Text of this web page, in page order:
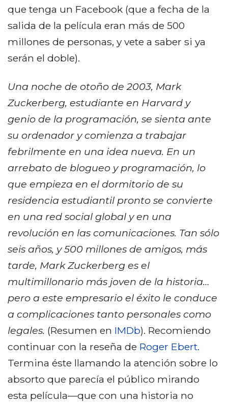
que tenga un Facebook (que a fecha de la
salida de la película eran más de 500
millones de personas, y vete a saber si ya
serán el doble).
Una noche de otoño de 2003, Mark
Zuckerberg, estudiante en Harvard y
genio de la programación, se sienta ante
su ordenador y comienza a trabajar
febrilmente en una idea nueva. En un
arrebato de blogueo y programación, lo
que empieza en el dormitorio de su
residencia estudiantil pronto se convierte
en una red social global y en una
revolución en las comunicaciones. Tan sólo
seis años, y 500 millones de amigos, más
tarde, Mark Zuckerberg es el
multimillonario más joven de la historia…
pero a este empresario el éxito le conduce
a complicaciones tanto personales como
legales. (Resumen en IMDb). Recomiendo
continuar con la reseña de Roger Ebert.
Termina éste llamando la atención sobre lo
absorto que parecía el público mirando
esta película—que con una historia no